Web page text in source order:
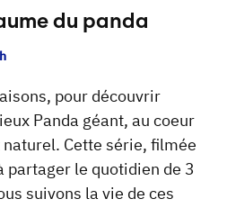
du panda
pour découvrir
Panda géant, au coeur
Cette série, filmée
partager le quotidien de 3
suivons la vie de ces